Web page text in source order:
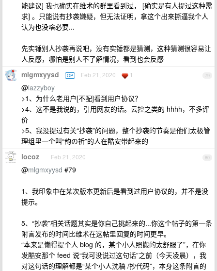
能建议] 我也确实在维术的群里看到过， [确实是有人提过这种需
求] 。只能说有抄袭嫌疑，但无法证明，拿这个出来撕逼我个人
认为也没啥必要...
先实锤别人抄袭再说吧，没有实锤都是猜测，这种猜测很容易让
人反感，哪怕是别人不了解情况，看到也会反感
79
mlgmxyysd OP Feb 21, 2020 1
@lazzyboy
>1、为什么老用户[不配]看到用户协议？
>4、这不是我说的，引用网友的话。云控之类的 hhhh，不多评
价
>5、我没提过有关“抄袭”的问题，整个抄袭的节奏是他们太极管
理组里一个叫“韵の祈”的人在酷安带起来的
80
locoz Feb 21, 2020
@mlgmxyysd #79
1、我印象中在某次版本更新后是看到过用户协议的，并不是没
提示。
5、“抄袭”相关话题其实是你自己挑起来的...你这个帖子的第一条
附言发布的时间比维术在这帖里回复的时间更早。
“本来是懒得提个人 blog 的，某个小人照搬的太舒服了”，在你
发酷安那个 feed 说“我可没说过这句话”之前（今天凌晨），我
对这句话的理解都是“某个小人洗稿 /抄代码”，本身这条附言的